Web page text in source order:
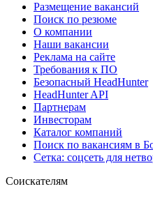
Размещение вакансий
Поиск по резюме
О компании
Наши вакансии
Реклама на сайте
Требования к ПО
Безопасный HeadHunter
HeadHunter API
Партнерам
Инвесторам
Каталог компаний
Поиск по вакансиям в
Сетка: соцсеть для
Соискателям